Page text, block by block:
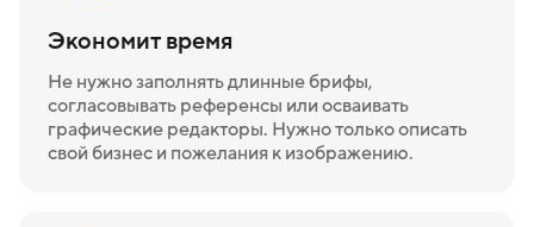
Экономит время
Не нужно заполнять длинные брифы,
согласовывать референсы или осваивать
графические редакторы. Нужно только описать
свой бизнес и пожелания к изображению.